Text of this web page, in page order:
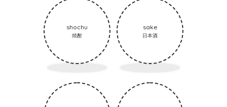
shochu
焼酎
sake
日本酒